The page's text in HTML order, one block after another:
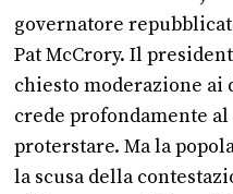
governatore
Pat McCrory. Il
chiesto moderazione
crede profondamente
proterstare. Ma la
la scusa della